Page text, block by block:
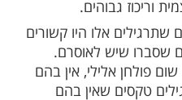
מדיטציה
התעמלות